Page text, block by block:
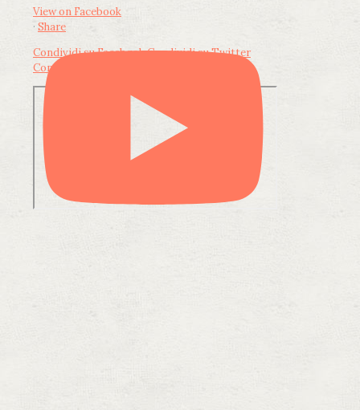
View on Facebook
· Share
Condividi su FacebookCondividi su Twitter
Condividi su LinkedIn